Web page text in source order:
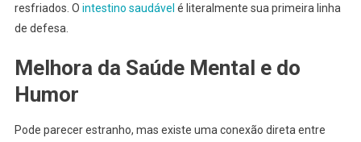
resfriados. O intestino saudável é literalmente sua primeira linha
de defesa.
Melhora da Saúde Mental e do
Humor
Pode parecer estranho, mas existe uma conexão direta entre